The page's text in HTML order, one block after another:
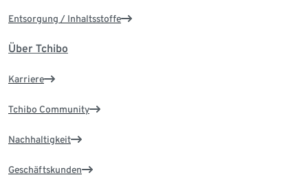
Entsorgung / Inhaltsstoffe
Über Tchibo
Karriere
Tchibo Community
Nachhaltigkeit
Geschäftskunden